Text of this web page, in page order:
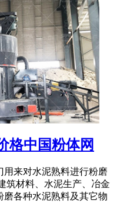
格中国粉体网
用来对水泥熟料进行粉磨
筑材料、水泥生产、冶金
磨各种水泥熟料及其它物